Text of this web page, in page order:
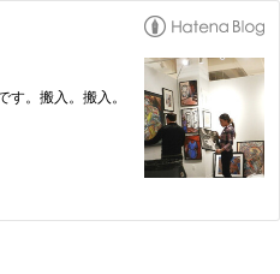
。搬入。搬入。